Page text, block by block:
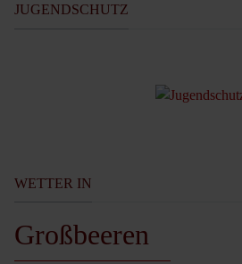
JUGENDSCHUTZ
WETTER IN
Großbeeren